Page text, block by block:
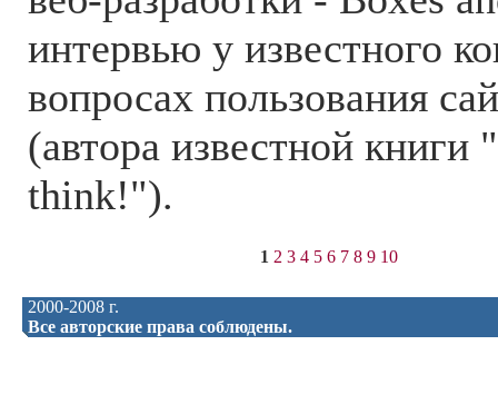
интервью у известного
вопросах пользования
(автора известной книги
think!").
1 2 3 4 5 6 7 8 9 10
2000-2008 г.
Все авторские права соблюдены.